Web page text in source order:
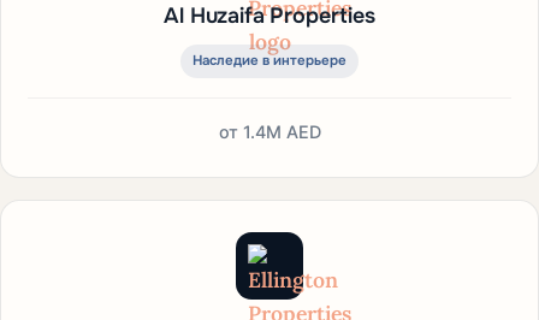
Al Huzaifa Properties
Наследие в интерьере
от 1.4M AED